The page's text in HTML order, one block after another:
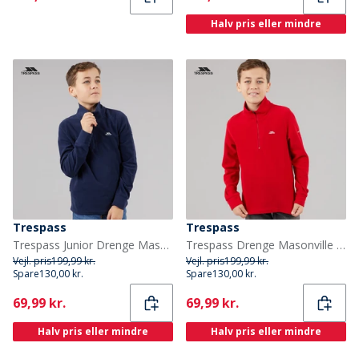
Halv pris eller mindre
Trespass
Trespass Junior Drenge Masonville 1/2 Lynlås Mikro Fleece Blå
Vejl. pris199,99 kr.
Spare130,00 kr.
Current
69,99 kr.
Halv pris eller mindre
Trespass
Trespass Drenge Masonville Fleece Rød
Vejl. pris199,99 kr.
Spare130,00 kr.
Current
69,99 kr.
Halv pris eller mindre